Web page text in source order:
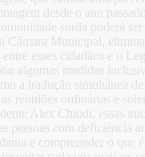
desde o ano passado.
surda poderá
Câmara Municipal,
esses cidadãos e o
algumas medidas
a tradução simultânea
as reuniões ordinárias e
Alex Chiodi, essas
pessoas com deficiência
e compreender o que